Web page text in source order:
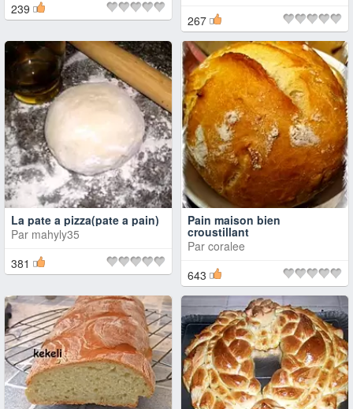
239
267
La pate a pizza(pate a pain)
Par mahyly35
381
Pain maison bien
croustillant
Par coralee
643